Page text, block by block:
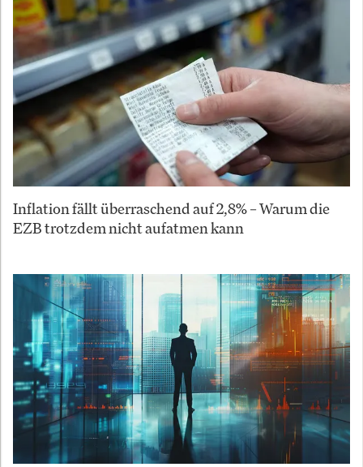
Inflation fällt überraschend auf 2,8% – Warum die
EZB trotzdem nicht aufatmen kann